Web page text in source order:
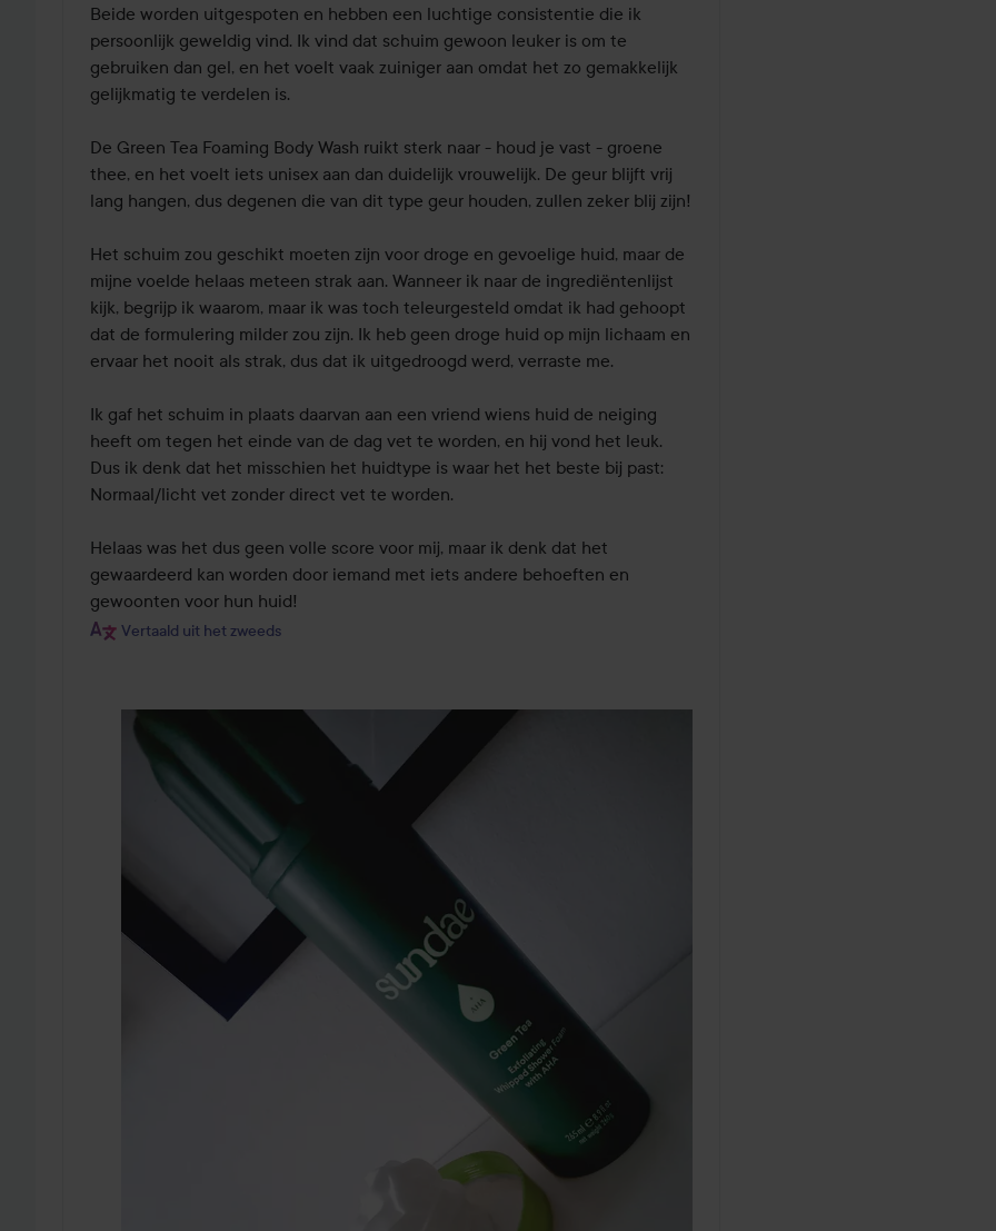
Beide worden uitgespoten en hebben een luchtige consistentie die ik
persoonlijk geweldig vind. Ik vind dat schuim gewoon leuker is om te
gebruiken dan gel, en het voelt vaak zuiniger aan omdat het zo gemakkelijk
gelijkmatig te verdelen is.
De Green Tea Foaming Body Wash ruikt sterk naar - houd je vast - groene
thee, en het voelt iets unisex aan dan duidelijk vrouwelijk. De geur blijft vrij
lang hangen, dus degenen die van dit type geur houden, zullen zeker blij zijn!
Het schuim zou geschikt moeten zijn voor droge en gevoelige huid, maar de
mijne voelde helaas meteen strak aan. Wanneer ik naar de ingrediëntenlijst
kijk, begrijp ik waarom, maar ik was toch teleurgesteld omdat ik had gehoopt
dat de formulering milder zou zijn. Ik heb geen droge huid op mijn lichaam en
ervaar het nooit als strak, dus dat ik uitgedroogd werd, verraste me.
Ik gaf het schuim in plaats daarvan aan een vriend wiens huid de neiging
heeft om tegen het einde van de dag vet te worden, en hij vond het leuk.
Dus ik denk dat het misschien het huidtype is waar het het beste bij past:
Normaal/licht vet zonder direct vet te worden.
Helaas was het dus geen volle score voor mij, maar ik denk dat het
gewaardeerd kan worden door iemand met iets andere behoeften en
gewoonten voor hun huid!
Vertaald uit het zweeds